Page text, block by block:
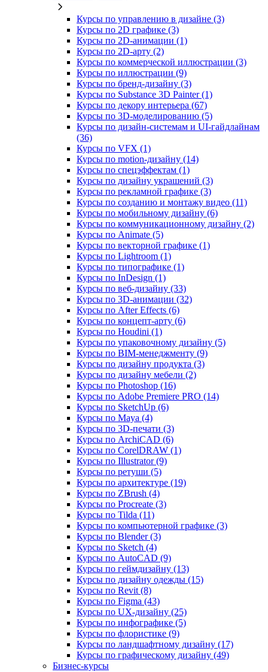
Курсы по управлению в дизайне (3)
Курсы по 2D графике (3)
Курсы по 2D‑анимации (1)
Курсы по 2D‑арту (2)
Курсы по коммерческой иллюстрации (3)
Курсы по иллюстрации (9)
Курсы по бренд‑дизайну (3)
Курсы по Substance 3D Painter (1)
Курсы по декору интерьера (67)
Курсы по 3D‑моделированию (5)
Курсы по дизайн-системам и UI-гайдлайнам
(36)
Курсы по VFX (1)
Курсы по motion-дизайну (14)
Курсы по спецэффектам (1)
Курсы по дизайну украшений (3)
Курсы по рекламной графике (3)
Курсы по созданию и монтажу видео (11)
Курсы по мобильному дизайну (6)
Курсы по коммуникационному дизайну (2)
Курсы по Animate (5)
Курсы по векторной графике (1)
Курсы по Lightroom (1)
Курсы по типографике (1)
Курсы по InDesign (1)
Курсы по веб‑дизайну (33)
Курсы по 3D‑анимации (32)
Курсы по After Effects (6)
Курсы по концепт‑арту (6)
Курсы по Houdini (1)
Курсы по упаковочному дизайну (5)
Курсы по BIM‑менеджменту (9)
Курсы по дизайну продукта (3)
Курсы по дизайну мебели (2)
Курсы по Photoshop (16)
Курсы по Adobe Premiere PRO (14)
Курсы по SketchUp (6)
Курсы по Maya (4)
Курсы по 3D-печати (3)
Курсы по ArchiCAD (6)
Курсы по CorelDRAW (1)
Курсы по Illustrator (9)
Курсы по ретуши (5)
Курсы по архитектуре (19)
Курсы по ZBrush (4)
Курсы по Procreate (3)
Курсы по Tilda (11)
Курсы по компьютерной графике (3)
Курсы по Blender (3)
Курсы по Sketch (4)
Курсы по AutoCAD (9)
Курсы по геймдизайну (13)
Курсы по дизайну одежды (15)
Курсы по Revit (8)
Курсы по Figma (43)
Курсы по UX‑дизайну (25)
Курсы по инфографике (5)
Курсы по флористике (9)
Курсы по ландшафтному дизайну (17)
Курсы по графическому дизайну (49)
Бизнес-курсы